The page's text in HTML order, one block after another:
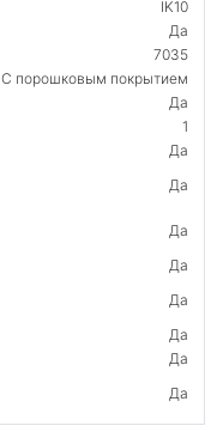
IK10
Да
7035
С порошковым покрытием
Да
1
Да
Да
Да
Да
Да
Да
Да
Да